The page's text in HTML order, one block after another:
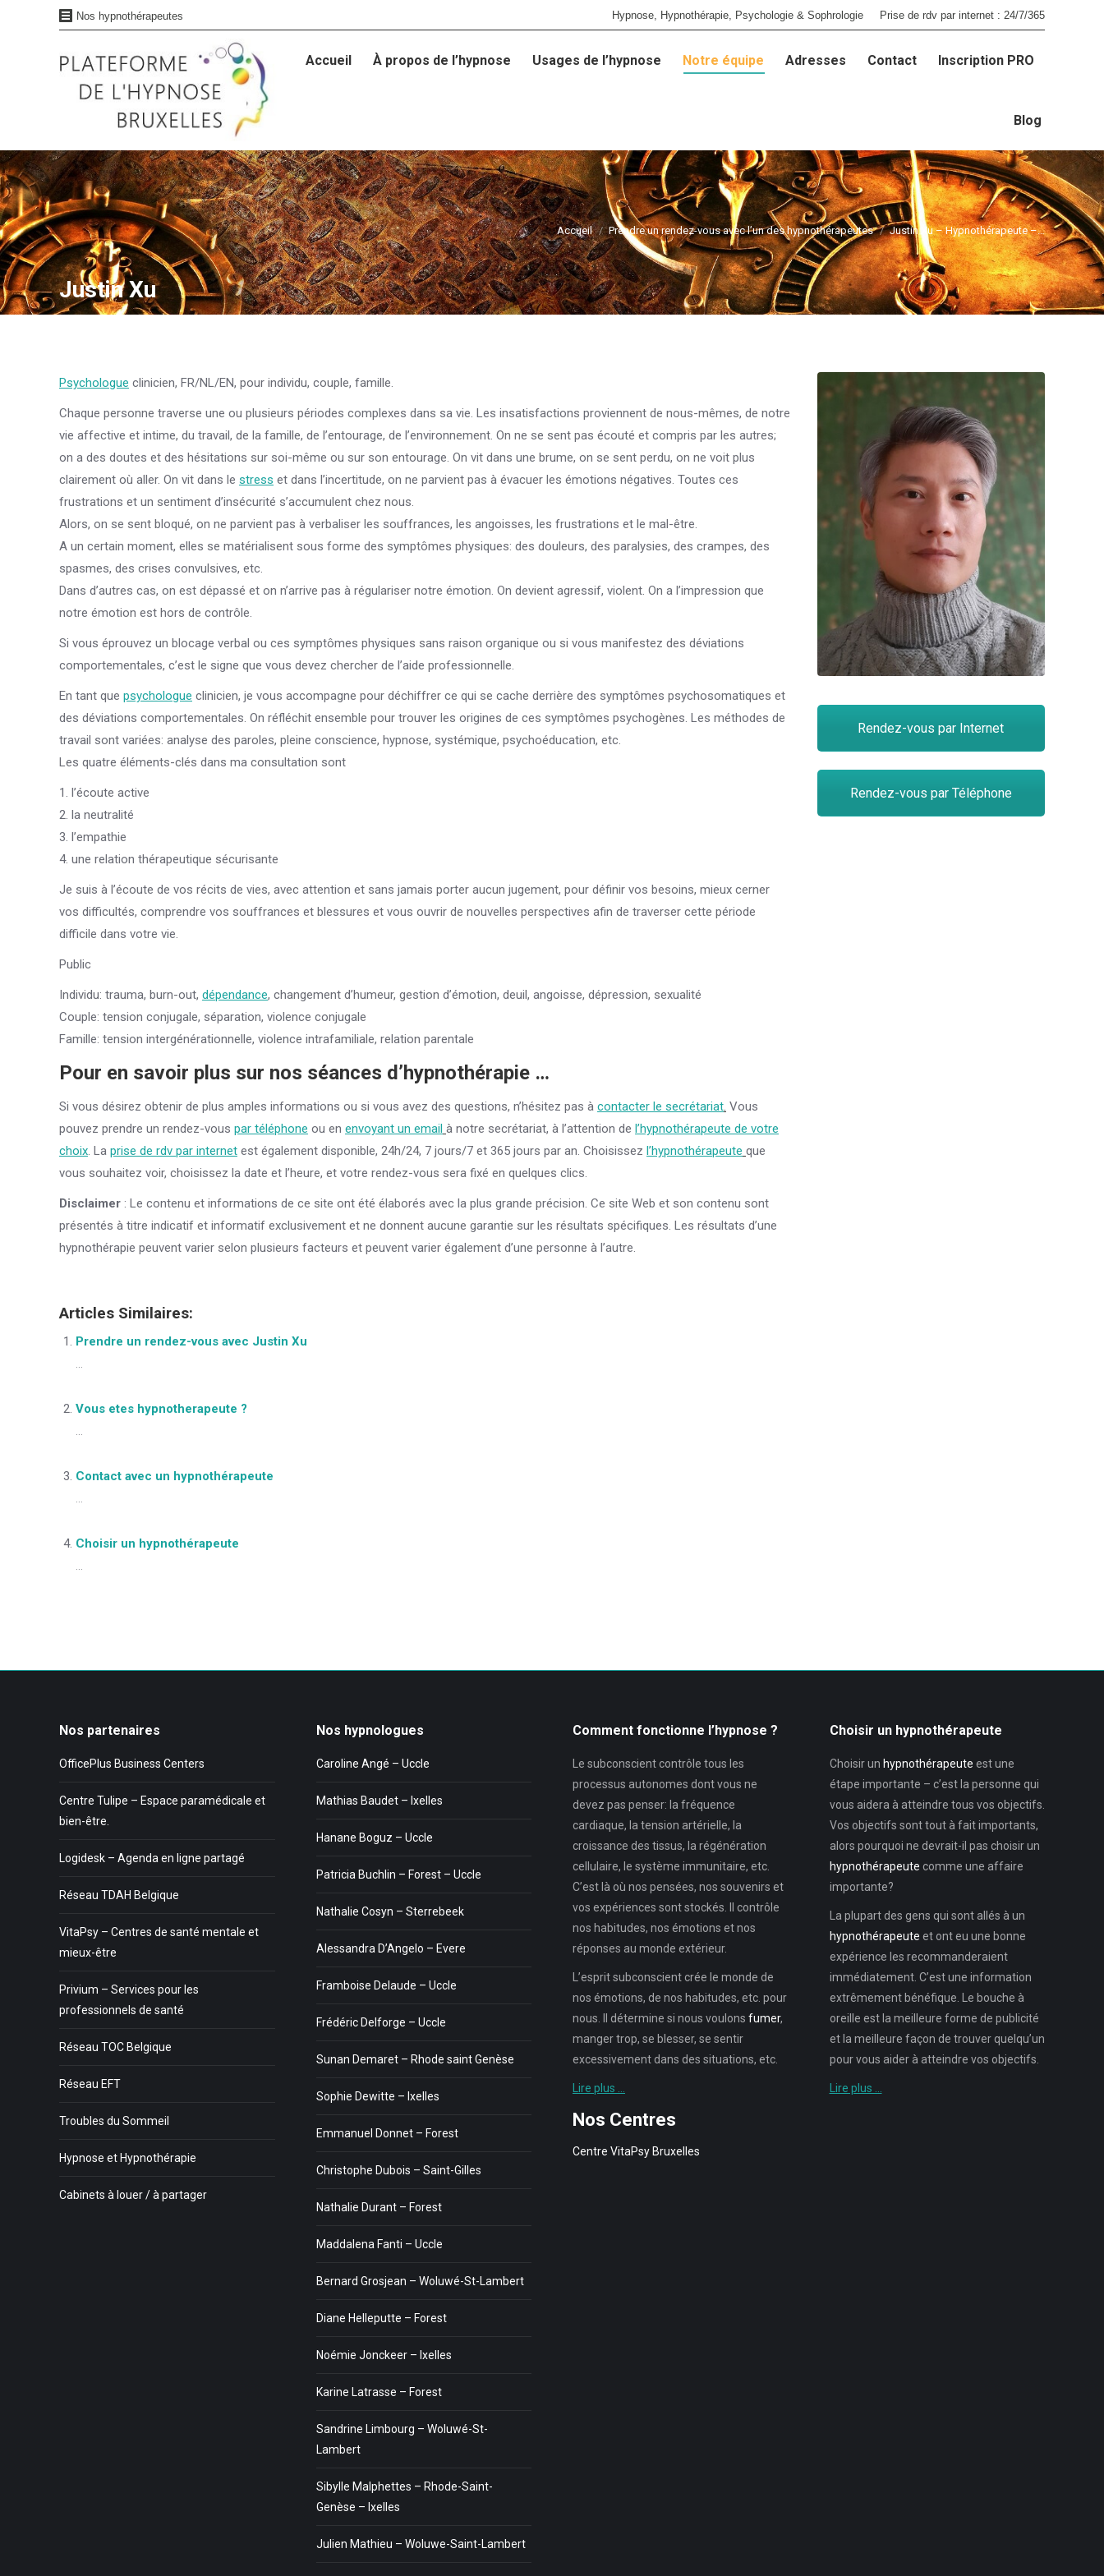
Nos hypnothérapeutes Hypnose, Hypnothérapie, Psychologie & Sophrologie Prise de rdv par internet : 24/7/365
Accueil À propos de l’hypnose Usages de l’hypnose Notre équipe Adresses Contact Inscription PRO
Blog
Vous êtes ici :
Accueil Prendre un rendez-vous avec l’un des hypnothérapeutes Justin Xu – Hypnothérapeute –…
Justin Xu
Psychologue clinicien, FR/NL/EN, pour individu, couple, famille.
Chaque personne traverse une ou plusieurs périodes complexes dans sa vie. Les insatisfactions proviennent de nous-mêmes, de notre
vie affective et intime, du travail, de la famille, de l’entourage, de l’environnement. On ne se sent pas écouté et compris par les autres;
on a des doutes et des hésitations sur soi-même ou sur son entourage. On vit dans une brume, on se sent perdu, on ne voit plus
clairement où aller. On vit dans le stress et dans l’incertitude, on ne parvient pas à évacuer les émotions négatives. Toutes ces
frustrations et un sentiment d’insécurité s’accumulent chez nous.
Alors, on se sent bloqué, on ne parvient pas à verbaliser les souffrances, les angoisses, les frustrations et le mal-être.
A un certain moment, elles se matérialisent sous forme des symptômes physiques: des douleurs, des paralysies, des crampes, des
spasmes, des crises convulsives, etc.
Dans d’autres cas, on est dépassé et on n’arrive pas à régulariser notre émotion. On devient agressif, violent. On a l’impression que
notre émotion est hors de contrôle.
Si vous éprouvez un blocage verbal ou ces symptômes physiques sans raison organique ou si vous manifestez des déviations
comportementales, c’est le signe que vous devez chercher de l’aide professionnelle.
En tant que psychologue clinicien, je vous accompagne pour déchiffrer ce qui se cache derrière des symptômes psychosomatiques et
des déviations comportementales. On réfléchit ensemble pour trouver les origines de ces symptômes psychogènes. Les méthodes de
travail sont variées: analyse des paroles, pleine conscience, hypnose, systémique, psychoéducation, etc.
Les quatre éléments-clés dans ma consultation sont
1. l’écoute active
2. la neutralité
3. l’empathie
4. une relation thérapeutique sécurisante
Je suis à l’écoute de vos récits de vies, avec attention et sans jamais porter aucun jugement, pour définir vos besoins, mieux cerner
vos difficultés, comprendre vos souffrances et blessures et vous ouvrir de nouvelles perspectives afin de traverser cette période
difficile dans votre vie.
Public
Individu: trauma, burn-out, dépendance, changement d’humeur, gestion d’émotion, deuil, angoisse, dépression, sexualité
Couple: tension conjugale, séparation, violence conjugale
Famille: tension intergénérationnelle, violence intrafamiliale, relation parentale
Pour en savoir plus sur nos séances d’hypnothérapie …
Si vous désirez obtenir de plus amples informations ou si vous avez des questions, n’hésitez pas à contacter le secrétariat. Vous
pouvez prendre un rendez-vous par téléphone ou en envoyant un email à notre secrétariat, à l’attention de l’hypnothérapeute de votre
choix. La prise de rdv par internet est également disponible, 24h/24, 7 jours/7 et 365 jours par an. Choisissez l’hypnothérapeute que
vous souhaitez voir, choisissez la date et l’heure, et votre rendez-vous sera fixé en quelques clics.
Disclaimer : Le contenu et informations de ce site ont été élaborés avec la plus grande précision. Ce site Web et son contenu sont
présentés à titre indicatif et informatif exclusivement et ne donnent aucune garantie sur les résultats spécifiques. Les résultats d’une
hypnothérapie peuvent varier selon plusieurs facteurs et peuvent varier également d’une personne à l’autre.
Rendez-vous par Internet
Rendez-vous par Téléphone
Articles Similaires:
Prendre un rendez-vous avec Justin Xu
...
Vous etes hypnotherapeute ?
...
Contact avec un hypnothérapeute
...
Choisir un hypnothérapeute
...
Nos partenaires
OfficePlus Business Centers
Centre Tulipe – Espace paramédicale et
bien-être.
Logidesk – Agenda en ligne partagé
Réseau TDAH Belgique
VitaPsy – Centres de santé mentale et
mieux-être
Privium – Services pour les
professionnels de santé
Réseau TOC Belgique
Réseau EFT
Troubles du Sommeil
Hypnose et Hypnothérapie
Cabinets à louer / à partager
Nos hypnologues
Caroline Angé – Uccle
Mathias Baudet – Ixelles
Hanane Boguz – Uccle
Patricia Buchlin – Forest – Uccle
Nathalie Cosyn – Sterrebeek
Alessandra D’Angelo – Evere
Framboise Delaude – Uccle
Frédéric Delforge – Uccle
Sunan Demaret – Rhode saint Genèse
Sophie Dewitte – Ixelles
Emmanuel Donnet – Forest
Christophe Dubois – Saint-Gilles
Nathalie Durant – Forest
Maddalena Fanti – Uccle
Bernard Grosjean – Woluwé-St-Lambert
Diane Helleputte – Forest
Noémie Jonckeer – Ixelles
Karine Latrasse – Forest
Sandrine Limbourg – Woluwé-St-
Lambert
Sibylle Malphettes – Rhode-Saint-
Genèse – Ixelles
Julien Mathieu – Woluwe-Saint-Lambert
Comment fonctionne l’hypnose ?
Le subconscient contrôle tous les
processus autonomes dont vous ne
devez pas penser: la fréquence
cardiaque, la tension artérielle, la
croissance des tissus, la régénération
cellulaire, le système immunitaire, etc.
C’est là où nos pensées, nos souvenirs et
vos expériences sont stockés. Il contrôle
nos habitudes, nos émotions et nos
réponses au monde extérieur.
L’esprit subconscient crée le monde de
nos émotions, de nos habitudes, etc. pour
nous. Il détermine si nous voulons fumer,
manger trop, se blesser, se sentir
excessivement dans des situations, etc.
Lire plus …
Nos Centres
Centre VitaPsy Bruxelles
Choisir un hypnothérapeute
Choisir un hypnothérapeute est une
étape importante – c’est la personne qui
vous aidera à atteindre tous vos objectifs.
Vos objectifs sont tout à fait importants,
alors pourquoi ne devrait-il pas choisir un
hypnothérapeute comme une affaire
importante?
La plupart des gens qui sont allés à un
hypnothérapeute et ont eu une bonne
expérience les recommanderaient
immédiatement. C’est une information
extrêmement bénéfique. Le bouche à
oreille est la meilleure forme de publicité
et la meilleure façon de trouver quelqu’un
pour vous aider à atteindre vos objectifs.
Lire plus …
Accueil À propos de l’hypnose Usages de l’hypnose Notre équipe Adresses Contact Inscription PRO